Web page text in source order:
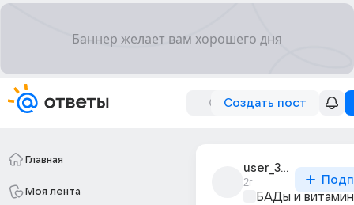
Создать пост
Главная
Моя лента
user_306854209
2г
БАДы и